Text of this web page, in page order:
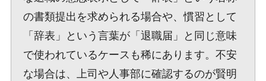
の書類提出を求められる場合や、慣習として
「辞表」という言葉が「退職届」と同じ意味
で使われているケースも稀にあります。不安
な場合は、上司や人事部に確認するのが賢明